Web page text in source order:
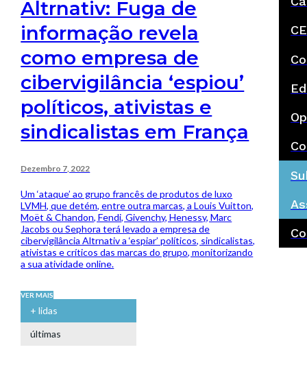
Altrnativ: Fuga de
informação revela
como empresa de
cibervigilância ‘espiou’
políticos, ativistas e
sindicalistas em França
Dezembro 7, 2022
Um ‘ataque’ ao grupo francês de produtos de luxo
LVMH, que detém, entre outra marcas, a Louis Vuitton,
Moët & Chandon, Fendi, Givenchy, Henessy, Marc
Jacobs ou Sephora terá levado a empresa de
cibervigilância Altrnativ a ‘espiar’ políticos, sindicalistas,
ativistas e críticos das marcas do grupo, monitorizando
a sua atividade online.
VER MAIS
+ lidas
últimas